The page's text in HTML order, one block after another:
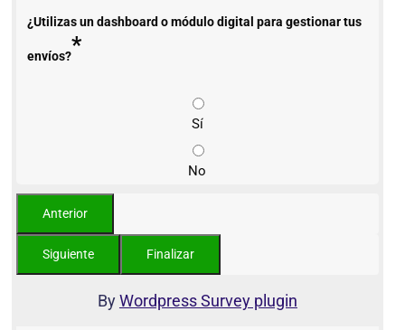
¿Utilizas un dashboard o módulo digital para gestionar tus
envíos?*
Sí
No
ByWordpress Survey plugin